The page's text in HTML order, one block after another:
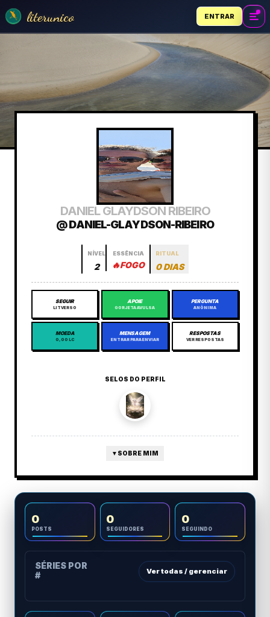
literunico ENTRAR
DANIEL GLAYDSON RIBEIRO
@ DANIEL-GLAYDSON-RIBEIRO
NÍVEL
2
ESSÊNCIA
🔥FOGO
RITUAL
0 DIAS
SEGUIR
LITVERSO
APOIE
GORJETA AVULSA
PERGUNTA
ANÔNIMA
MOEDA
0,00 LC
MENSAGEM
ENTRAR PARA ENVIAR
RESPOSTAS
VER RESPOSTAS
SELOS DO PERFIL
▼ SOBRE MIM
0
POSTS
0
SEGUIDORES
0
SEGUINDO
SÉRIES POR
#
Ver todas / gerenciar